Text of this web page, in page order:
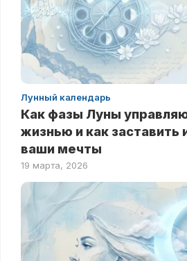
Лунный календарь
Как фазы Луны
жизнью и как заставить
ваши мечты
19 марта, 2026